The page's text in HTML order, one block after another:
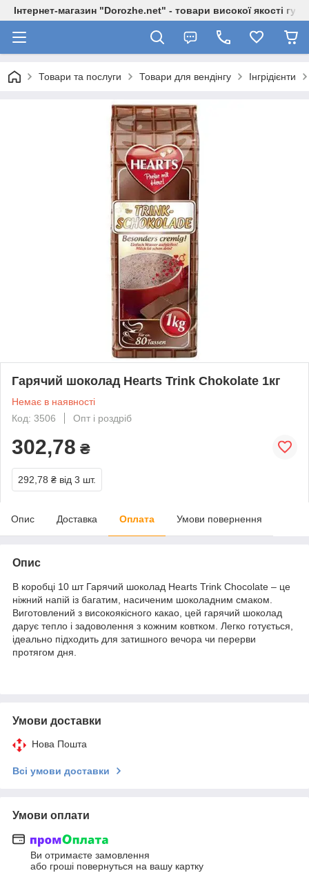
Інтернет-магазин "Dorozhe.net" - товари високої якості
Товари та послуги Товари для вендінгу Інгрідієнти
Гарячий шоколад Hearts Trink Chokolate 1кг
Немає в наявності
Код: 3506
Опт і роздріб
302,78 ₴
292,78 ₴ від 3 шт.
Опис Доставка Оплата Умови повернення
Опис
В коробці 10 шт Гарячий шоколад Hearts Trink Chocolate – це
ніжний напій із багатим, насиченим шоколадним смаком.
Виготовлений з високоякісного какао, цей гарячий шоколад
дарує тепло і задоволення з кожним ковтком. Легко готується,
ідеально підходить для затишного вечора чи перерви
протягом дня.
Умови доставки
Нова Пошта
Всі умови доставки
Умови оплати
Ви отримаєте замовлення
або гроші повернуться на вашу картку